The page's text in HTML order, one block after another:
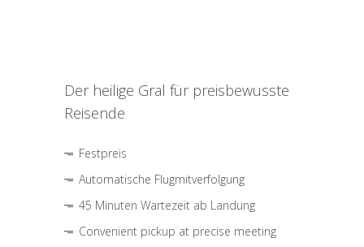
Der heilige Gral für preisbewusste
Reisende
Festpreis
Automatische Flugmitverfolgung
45 Minuten Wartezeit ab Landung
Convenient pickup at precise meeting